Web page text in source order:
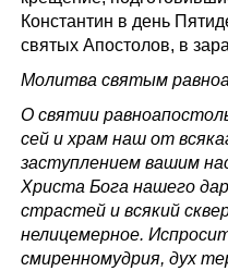
Константин в день
святых Апостолов, в
Молитва святым
О святии
сей и храм наш от
заступлением вашим
Христа Бога нашего
страстей и всякий
нелицемерное.
смиренномудрия, дух